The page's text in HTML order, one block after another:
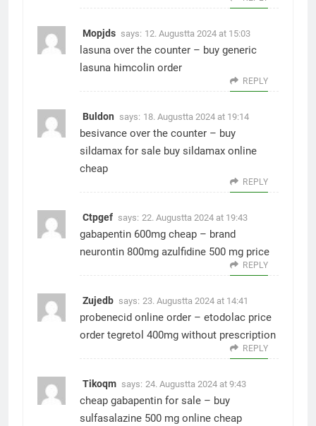
Mopjds says: 12. Augustta 2024 at 15:03
lasuna over the counter – buy generic
lasuna himcolin order
REPLY
Buldon says: 18. Augustta 2024 at 19:14
besivance over the counter – buy
sildamax for sale buy sildamax online
cheap
REPLY
Ctpgef says: 22. Augustta 2024 at 19:43
gabapentin 600mg cheap – brand
neurontin 800mg azulfidine 500 mg price
REPLY
Zujedb says: 23. Augustta 2024 at 14:41
probenecid online order – etodolac price
order tegretol 400mg without prescription
REPLY
Tikoqm says: 24. Augustta 2024 at 9:43
cheap gabapentin for sale – buy
sulfasalazine 500 mg online cheap